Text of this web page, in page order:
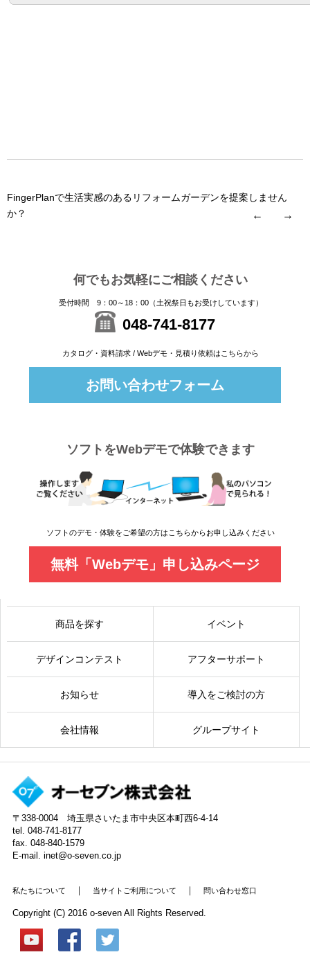
FingerPlanで生活実感のあるリフォームガーデンを提案しません
か？
→
←
何でもお気軽にご相談ください
受付時間 9：00～18：00（土祝祭日もお受けしています）
048-741-8177
カタログ・資料請求 / Webデモ・見積り依頼はこちらから
お問い合わせフォーム
ソフトをWebデモで体験できます
ソフトのデモ・体験をご希望の方はこちらからお申し込みください
無料「Webデモ」申し込みページ
商品を探す イベント
デザインコンテスト アフターサポート
お知らせ 導入をご検討の方
会社情報 グループサイト
〒338-0004 埼玉県さいたま市中央区本町西6-4-14
tel. 048-741-8177
fax. 048-840-1579
E-mail. inet@o-seven.co.jp
私たちについて ｜ 当サイトご利用について ｜ 問い合わせ窓口
Copyright (C) 2016 o-seven All Rights Reserved.